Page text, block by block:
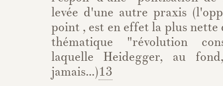
levée d'une autre praxis
point , est en effet la plus nette
thématique "révolution
laquelle Heidegger, au
jamais...)13